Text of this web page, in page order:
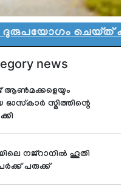
ചെയ്ത് കാനഡയിൽ
news
ആൺമക്കളെയും
ഓസ്‌കാർ സ്മിത്തിന്റെ
നജ്റാനില്‍ ഹൂതി
പരുക്ക്